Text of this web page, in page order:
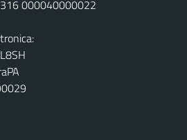
000040000022